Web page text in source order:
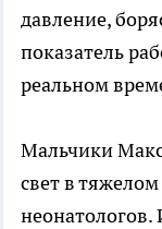
давление,
показатель
реальном
Мальчики
свет в
неонатологов.